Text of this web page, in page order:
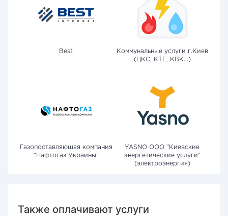
Best
Коммунальные услуги г.Киев
(ЦКС, КТЕ, КВК...)
Газопоставляющая компания
"Нафтогаз Украины"
YASNO OOO "Киевские
энергетические услуги"
(электроэнергия)
Также оплачивают услуги